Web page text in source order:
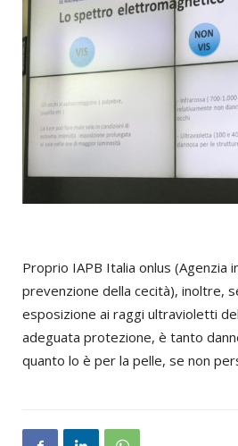
Proprio IAPB Italia onlus (Agenzia
prevenzione della cecità), inoltre,
esposizione ai raggi ultravioletti
adeguata protezione, è tanto
quanto lo è per la pelle, se non